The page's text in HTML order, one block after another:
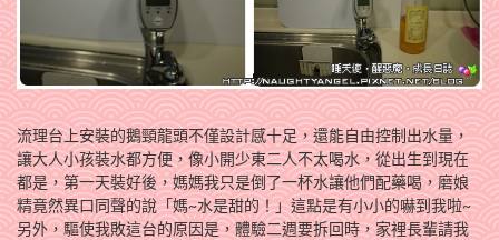
流理台上安裝的鵝頸龍頭不僅設計感十足，還能自由控制出水量，
讓大人小孩裝水都方便，像小開少東二人不太喝水，從出生到現在
都是，第一天裝好後，媽媽我只是倒了一杯水讓他們配藥喝，磨娘
精竟然異口同聲的說「媽~水是甜的！」這點是有小小的嚇到我啦~
另外，驅使我敗這台的原因是，體驗二週要拆回時，家裡長輩請我